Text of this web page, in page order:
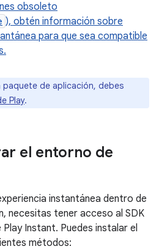
obsoleto
), obtén información sobre
para que sea compatible
paquete de aplicación, debes
Play.
el entorno de
instantánea dentro de
necesitas tener acceso al SDK
Instant. Puedes instalar el
métodos: